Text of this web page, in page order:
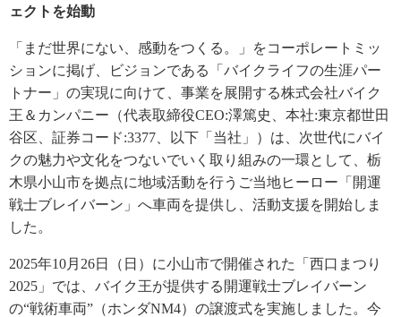
ェクトを始動
「まだ世界にない、感動をつくる。」をコーポレートミッ
ションに掲げ、ビジョンである「バイクライフの生涯パー
トナー」の実現に向けて、事業を展開する株式会社バイク
王＆カンパニー（代表取締役CEO:澤篤史、本社:東京都世田
谷区、証券コード:3377、以下「当社」）は、次世代にバイ
クの魅力や文化をつないでいく取り組みの一環として、栃
木県小山市を拠点に地域活動を行うご当地ヒーロー「開運
戦士ブレイバーン」へ車両を提供し、活動支援を開始しま
した。
2025年10月26日（日）に小山市で開催された「西口まつり
2025」では、バイク王が提供する開運戦士ブレイバーン
の“戦術車両”（ホンダNM4）の譲渡式を実施しました。今